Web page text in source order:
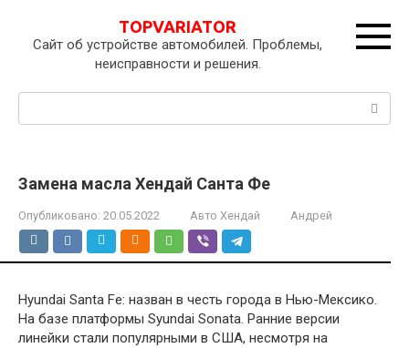
контенту
TOPVARIATOR
Сайт об устройстве автомобилей. Проблемы,
неисправности и решения.
Поиск:
Замена масла Хендай Санта Фе
Опубликовано: 20.05.2022 Авто Хендай Андрей
Hyundai Santa Fe: назван в честь города в Нью-Мексико.
На базе платформы Syundai Sonata. Ранние версии
линейки стали популярными в США, несмотря на